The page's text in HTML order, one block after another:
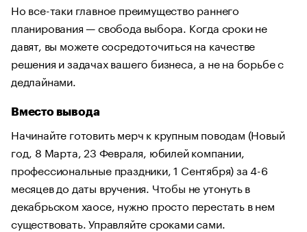
Но все-таки главное преимущество раннего
планирования — свобода выбора. Когда сроки не
давят, вы можете сосредоточиться на качестве
решения и задачах вашего бизнеса, а не на борьбе с
дедлайнами.
Вместо вывода
Начинайте готовить мерч к крупным поводам (Новый
год, 8 Марта, 23 Февраля, юбилей компании,
профессиональные праздники, 1 Сентября) за 4-6
месяцев до даты вручения. Чтобы не утонуть в
декабрьском хаосе, нужно просто перестать в нем
существовать. Управляйте сроками сами.